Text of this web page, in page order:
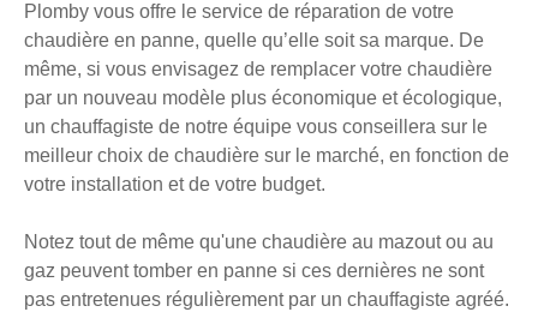
Plomby vous offre le service de réparation de votre
chaudière en panne, quelle qu’elle soit sa marque. De
même, si vous envisagez de remplacer votre chaudière
par un nouveau modèle plus économique et écologique,
un chauffagiste de notre équipe vous conseillera sur le
meilleur choix de chaudière sur le marché, en fonction de
votre installation et de votre budget.
Notez tout de même qu'une chaudière au mazout ou au
gaz peuvent tomber en panne si ces dernières ne sont
pas entretenues régulièrement par un chauffagiste agréé.